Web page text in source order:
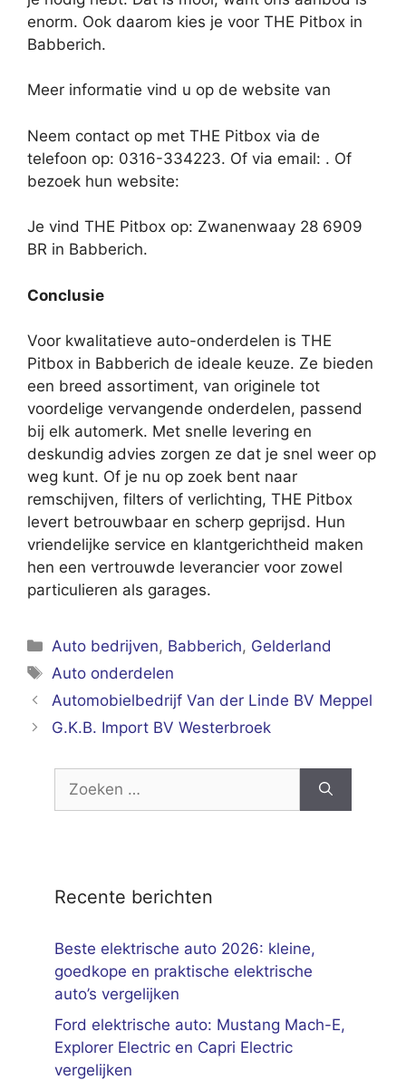
enorm. Ook daarom kies je voor THE Pitbox in
Babberich.
Meer informatie vind u op de website van
Neem contact op met THE Pitbox via de
telefoon op: 0316-334223. Of via email: . Of
bezoek hun website:
Je vind THE Pitbox op: Zwanenwaay 28 6909
BR in Babberich.
Conclusie
Voor kwalitatieve auto-onderdelen is THE
Pitbox in Babberich de ideale keuze. Ze bieden
een breed assortiment, van originele tot
voordelige vervangende onderdelen, passend
bij elk automerk. Met snelle levering en
deskundig advies zorgen ze dat je snel weer op
weg kunt. Of je nu op zoek bent naar
remschijven, filters of verlichting, THE Pitbox
levert betrouwbaar en scherp geprijsd. Hun
vriendelijke service en klantgerichtheid maken
hen een vertrouwde leverancier voor zowel
particulieren als garages.
Categorieën
Auto bedrijven, Babberich, Gelderland
Tags
Auto onderdelen
Automobielbedrijf Van der Linde BV Meppel
G.K.B. Import BV Westerbroek
Zoek
Recente berichten
Beste elektrische auto 2026: kleine,
goedkope en praktische elektrische
auto’s vergelijken
Ford elektrische auto: Mustang Mach-E,
Explorer Electric en Capri Electric
vergelijken